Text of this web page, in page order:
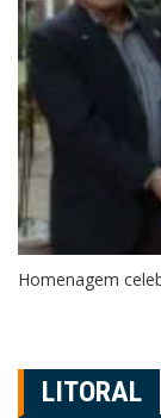
Homenagem
LITORAL